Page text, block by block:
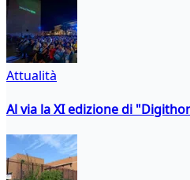
Attualità
Al via la XI edizione di